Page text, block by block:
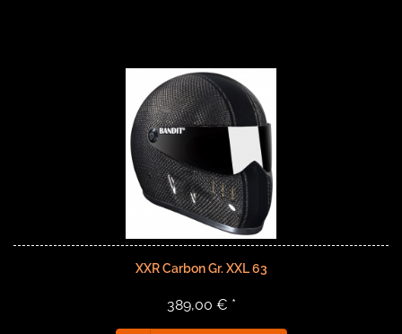
XXR Carbon Gr. XXL 63
389,00 € *